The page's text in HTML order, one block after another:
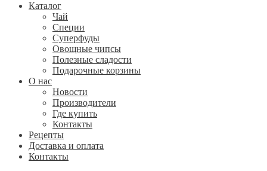
Каталог
Чай
Специи
Cуперфуды
Овощные чипсы
Полезные сладости
Подарочные корзины
О нас
Новости
Производители
Где купить
Контакты
Рецепты
Доставка и оплата
Контакты